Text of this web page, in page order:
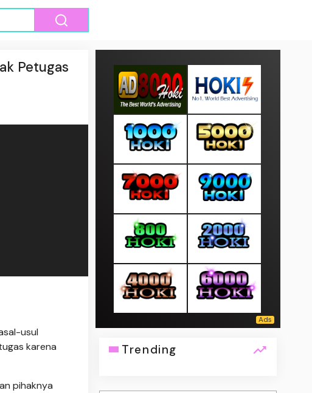
Petugas
usul
karena
pihaknya
Trending